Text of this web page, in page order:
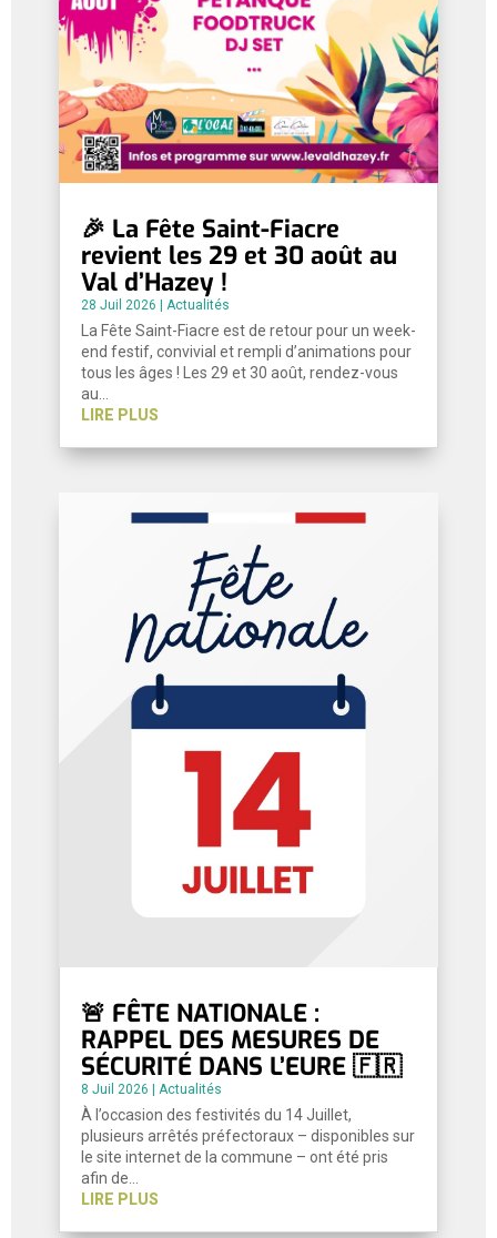
🎉 La Fête Saint-Fiacre
revient les 29 et 30 août au
Val d’Hazey !
28 Juil 2026 Actualités
La Fête Saint-Fiacre est de retour pour un week-
end festif, convivial et rempli d’animations pour
tous les âges ! Les 29 et 30 août, rendez-vous
au…
LIRE PLUS
🚨 FÊTE NATIONALE :
RAPPEL DES MESURES DE
SÉCURITÉ DANS L’EURE 🇫🇷
8 Juil 2026 | Actualités
À l’occasion des festivités du 14 Juillet,
plusieurs arrêtés préfectoraux – disponibles sur
le site internet de la commune – ont été pris
afin de…
LIRE PLUS